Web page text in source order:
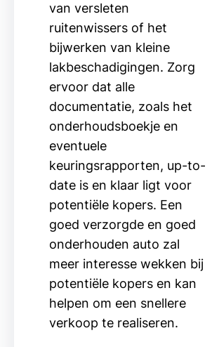
van versleten
ruitenwissers of het
bijwerken van kleine
lakbeschadigingen. Zorg
ervoor dat alle
documentatie, zoals het
onderhoudsboekje en
eventuele
keuringsrapporten, up-to-
date is en klaar ligt voor
potentiële kopers. Een
goed verzorgde en goed
onderhouden auto zal
meer interesse wekken bij
potentiële kopers en kan
helpen om een snellere
verkoop te realiseren.